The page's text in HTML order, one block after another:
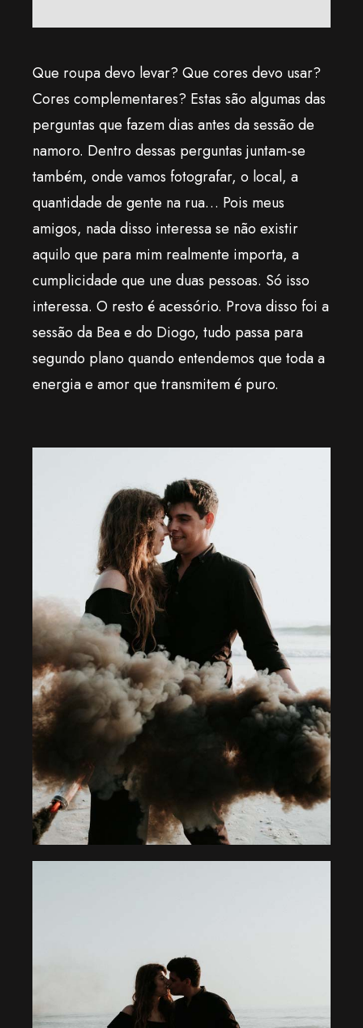
Que roupa devo levar? Que cores devo usar?
Cores complementares? Estas são algumas das
perguntas que fazem dias antes da sessão de
namoro. Dentro dessas perguntas juntam-se
também, onde vamos fotografar, o local, a
quantidade de gente na rua… Pois meus
amigos, nada disso interessa se não existir
aquilo que para mim realmente importa, a
cumplicidade que une duas pessoas. Só isso
interessa. O resto é acessório. Prova disso foi a
sessão da Bea e do Diogo, tudo passa para
segundo plano quando entendemos que toda a
energia e amor que transmitem é puro.